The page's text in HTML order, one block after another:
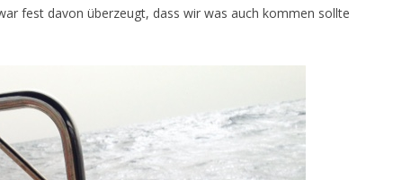
fest davon überzeugt, dass wir was auch kommen sollte